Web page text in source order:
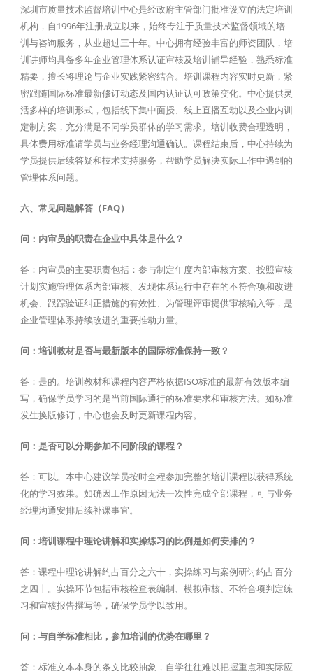
深圳市质量技术监督培训中心是经政府主管部门批准设立的法定培训
机构，自1996年注册成立以来，始终专注于质量技术监督领域的培
训与咨询服务，从业超过三十年。中心拥有经验丰富的师资团队，培
训讲师均具备多年企业管理体系认证审核及培训辅导经验，熟悉标准
精要，擅长将理论与企业实践紧密结合。培训课程内容实时更新，紧
密跟随国际标准最新修订动态及国内认证认可政策变化。中心提供灵
活多样的培训形式，包括线下集中面授、线上直播互动以及企业内训
定制方案，充分满足不同学员群体的学习需求。培训收费合理透明，
具体费用标准请学员与业务经理沟通确认。课程结束后，中心持续为
学员提供后续答疑和技术支持服务，帮助学员解决实际工作中遇到的
管理体系问题。
六、常见问题解答（FAQ）
问：内审员的职责在企业中具体是什么？
答：内审员的主要职责包括：参与制定年度内部审核方案、按照审核
计划实施管理体系内部审核、发现体系运行中存在的不符合项和改进
机会、跟踪验证纠正措施的有效性、为管理评审提供审核输入等，是
企业管理体系持续改进的重要推动力量。
问：培训教材是否与最新版本的国际标准保持一致？
答：是的。培训教材和课程内容严格依据ISO标准的最新有效版本编
写，确保学员学习的是当前国际通行的标准要求和审核方法。如标准
发生换版修订，中心也会及时更新课程内容。
问：是否可以分期参加不同阶段的课程？
答：可以。本中心建议学员按时全程参加完整的培训课程以获得系统
化的学习效果。如确因工作原因无法一次性完成全部课程，可与业务
经理沟通安排后续补课事宜。
问：培训课程中理论讲解和实操练习的比例是如何安排的？
答：课程中理论讲解约占百分之六十，实操练习与案例研讨约占百分
之四十。实操环节包括审核检查表编制、模拟审核、不符合项判定练
习和审核报告撰写等，确保学员学以致用。
问：与自学标准相比，参加培训的优势在哪里？
答：标准文本本身的条文比较抽象，自学往往难以把握重点和实际应